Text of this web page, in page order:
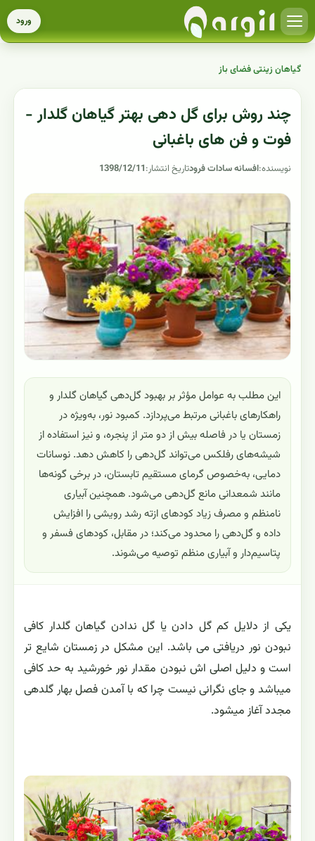
ورود
گیاهان زینتی فضای باز
چند روش برای گل دهی بهتر گیاهان گلدار -
فوت و فن های باغبانی
نویسنده:افسانه سادات فرودتاریخ انتشار:1398/12/11
این مطلب به عوامل مؤثر بر بهبود گل‌دهی گیاهان گلدار و
راهکارهای باغبانی مرتبط می‌پردازد. کمبود نور، به‌ویژه در
زمستان یا در فاصله بیش از دو متر از پنجره، و نیز استفاده از
شیشه‌های رفلکس می‌تواند گل‌دهی را کاهش دهد. نوسانات
دمایی، به‌خصوص گرمای مستقیم تابستان، در برخی گونه‌ها
مانند شمعدانی مانع گل‌دهی می‌شود. همچنین آبیاری
نامنظم و مصرف زیاد کودهای ازته رشد رویشی را افزایش
داده و گل‌دهی را محدود می‌کند؛ در مقابل، کودهای فسفر و
پتاسیم‌دار و آبیاری منظم توصیه می‌شوند.
یکی از دلایل کم گل دادن یا گل ندادن گیاهان گلدار کافی
نبودن نور دریافتی می باشد. این مشکل در زمستان شایع تر
است و دلیل اصلی اش نبودن مقدار نور خورشید به حد کافی
میباشد و جای نگرانی نیست چرا که با آمدن فصل بهار گلدهی
مجدد آغاز میشود.